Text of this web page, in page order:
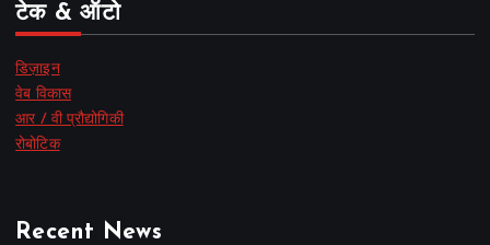
टेक & ऑटो
डिज़ाइन
वेब विकास
आर / वी प्रौद्योगिकी
रोबोटिक
Recent News